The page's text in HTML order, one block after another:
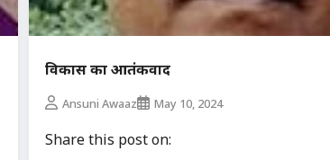
विकास का आतंकवाद
Ansuni Awaaz May 10, 2024
Share this post on: